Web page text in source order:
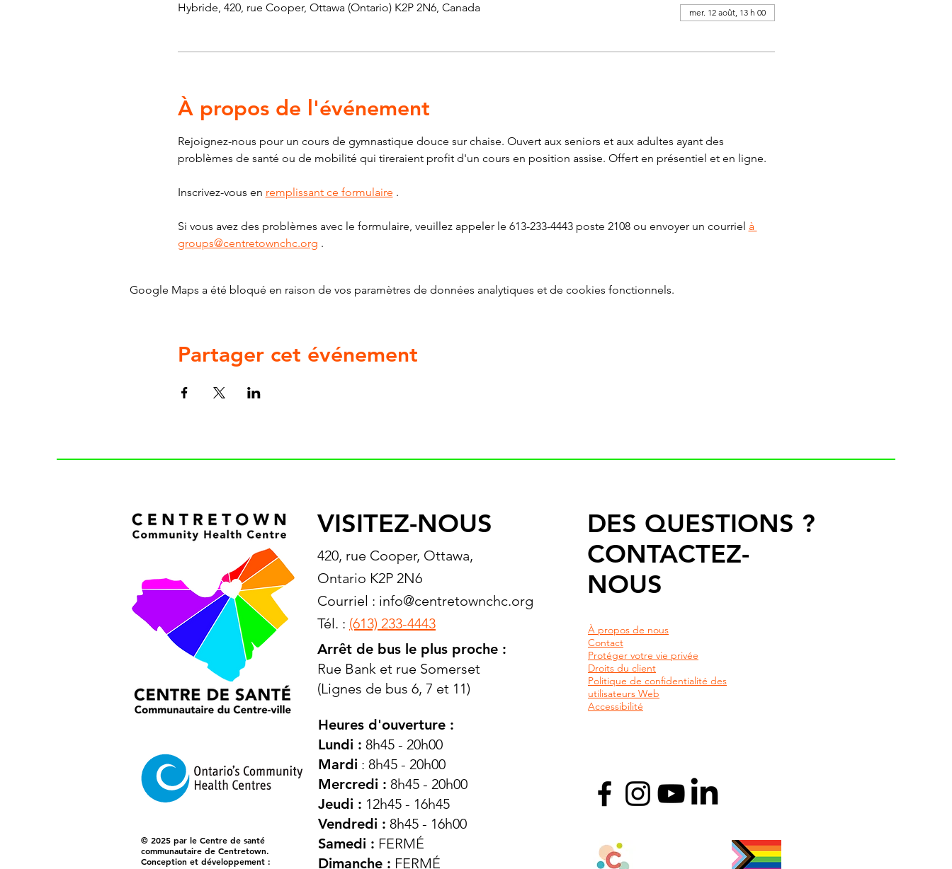
Hybride, 420, rue Cooper, Ottawa (Ontario) K2P 2N6, Canada
mer. 12 août, 13 h 00
À propos de l'événement
Rejoignez-nous pour un cours de gymnastique douce sur chaise. Ouvert aux seniors et aux adultes ayant des
problèmes de santé ou de mobilité qui tireraient profit d'un cours en position assise. Offert en présentiel et en ligne.
Inscrivez-vous en remplissant ce formulaire .
Si vous avez des problèmes avec le formulaire, veuillez appeler le 613-233-4443 poste 2108 ou envoyer un courriel à
groups@centretownchc.org .
Google Maps a été bloqué en raison de vos paramètres de données analytiques et de cookies fonctionnels.
Partager cet événement
© 2025 par le Centre de santé
communautaire de Centretown.
Conception et développement :
VISITEZ-NOUS
420, rue Cooper, Ottawa,
Ontario K2P 2N6
Courriel : info@centretownchc.org
Tél. : (613) 233-4443
Arrêt de bus le plus proche :
Rue Bank et rue Somerset
(Lignes de bus 6, 7 et 11)
Heures d'ouverture :
Lundi : 8h45 - 20h00
Mardi : 8h45 - 20h00
Mercredi : 8h45 - 20h00
Jeudi : 12h45 - 16h45
Vendredi : 8h45 - 16h00
Samedi : FERMÉ
Dimanche : FERMÉ
DES QUESTIONS ?
CONTACTEZ-
NOUS
À propos de nous
Contact
Protéger votre vie privée
Droits du client
Politique de confidentialité des
utilisateurs Web
Accessibilité